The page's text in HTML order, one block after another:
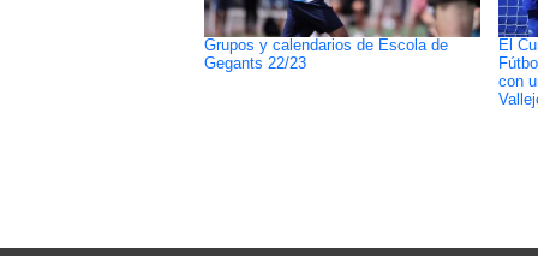
Grupos y calendarios de Escola de
Gegants 22/23
El
con